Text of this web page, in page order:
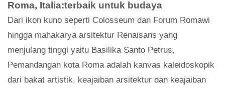
Roma, Italia:terbaik untuk budaya
Dari ikon kuno seperti Colosseum dan Forum Romawi
hingga mahakarya arsitektur Renaisans yang
menjulang tinggi yaitu Basilika Santo Petrus,
Pemandangan kota Roma adalah kanvas kaleidoskopik
dari bakat artistik, keajaiban arsitektur dan keajaiban